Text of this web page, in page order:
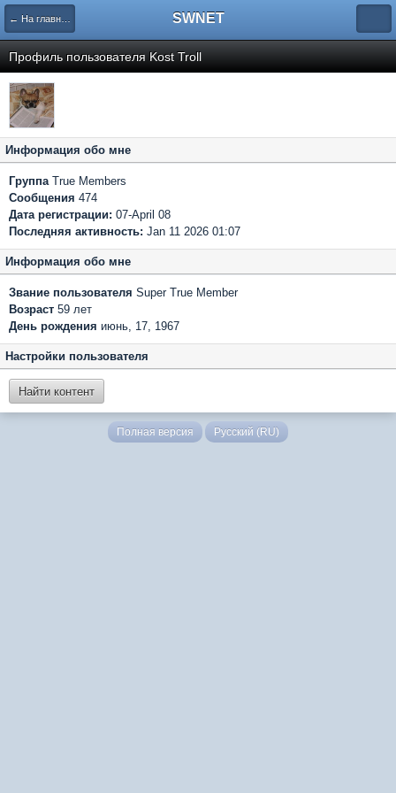
← На главную страницу SWNET
Профиль пользователя Kost Troll
Информация обо мне
ГруппаTrue Members
Сообщения 474
Дата регистрации: 07-April 08
Последняя активность: Jan 11 2026 01:07
Информация обо мне
Звание пользователя Super True Member
Возраст 59 лет
День рождения июнь, 17, 1967
Настройки пользователя
Найти контент
Полная версия Русский (RU)